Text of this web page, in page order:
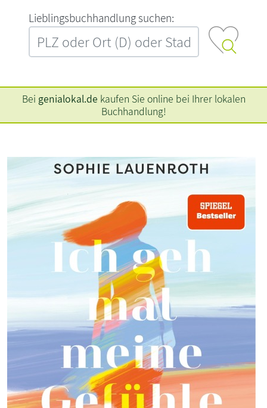
L‍i‍e‍b‍l‍i‍n‍g‍s‍b‍u‍c‍h‍h‍a‍n‍d‍l‍u‍n‍g‍ ‍s‍u‍c‍h‍e‍n‍:‍
Bei genialokal.de kaufen Sie online bei Ihrer lokalen
Buchhandlung!